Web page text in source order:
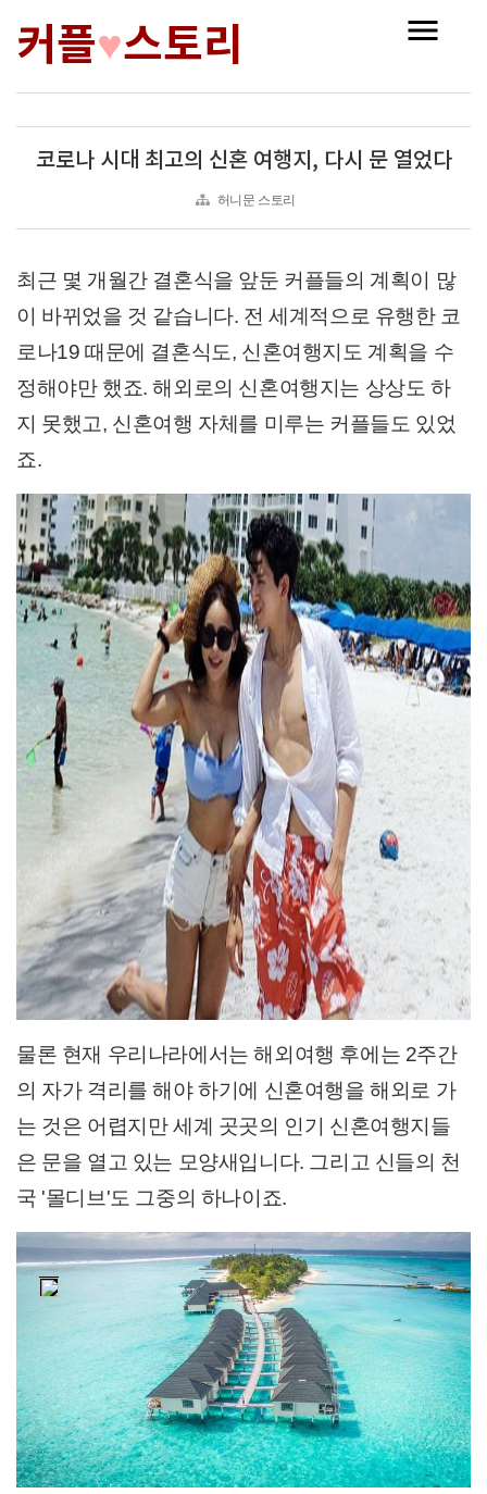
커플♥스토리
코로나 시대 최고의 신혼 여행지, 다시 문 열었다
허니문 스토리
최근 몇 개월간 결혼식을 앞둔 커플들의 계획이 많
이 바뀌었을 것 같습니다. 전 세계적으로 유행한 코
로나19 때문에 결혼식도, 신혼여행지도 계획을 수
정해야만 했죠. 해외로의 신혼여행지는 상상도 하
지 못했고, 신혼여행 자체를 미루는 커플들도 있었
죠.
물론 현재 우리나라에서는 해외 여행 후에는 2주간
의 자가 격리를 해야 하기에 신혼여행을 해외로 가
는 것은 어렵지만 세계 곳곳의 인기 신혼여행지들
은 문을 열고 있는 모양새입니다. 그리고 신들의 천
국 '몰디브'도 그중의 하나이죠.